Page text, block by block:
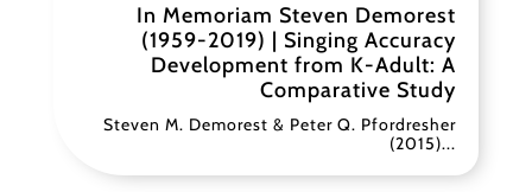
In Memoriam Steven Demorest
(1959-2019) | Singing Accuracy
Development from K-Adult: A
Comparative Study
Steven M. Demorest & Peter Q. Pfordresher
(2015)...